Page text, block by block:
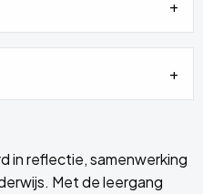
in reflectie, samenwerking
Met de leergang